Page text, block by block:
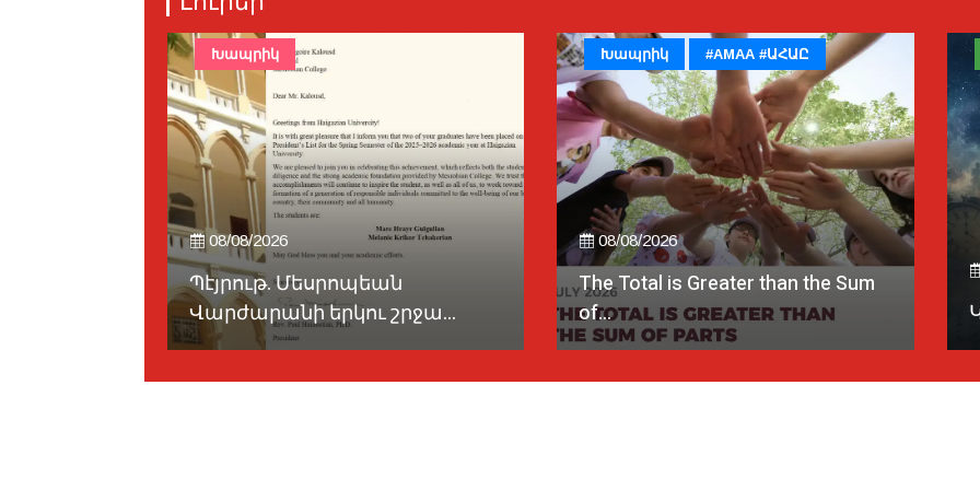
08/08/2026
Պէյրութ. Մեսրոպեան
Վարժարանի երկու շրջա...
Խապրիկ
08/08/2026
The Total is Greater than the Sum
of...
Խապրիկ #AMAA #ԱՀԱԸ